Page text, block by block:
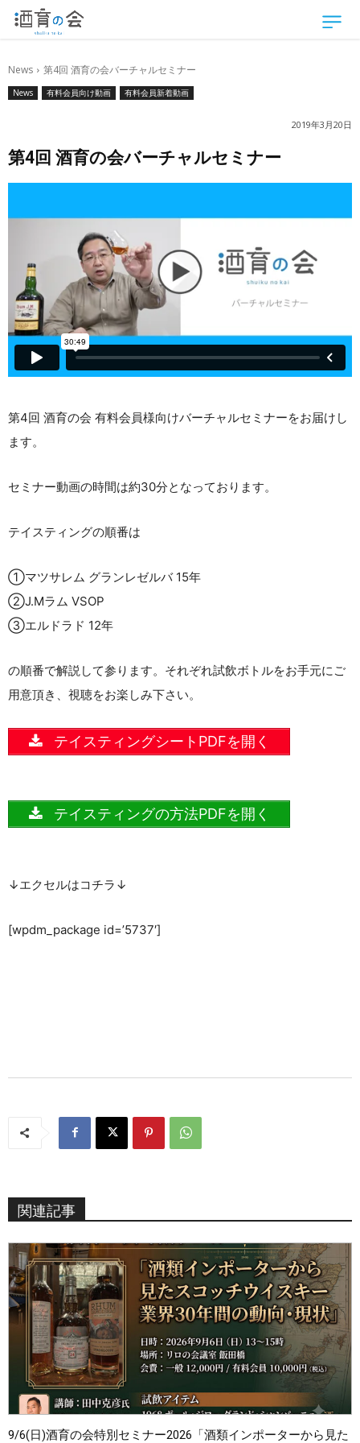
News 第4回 酒育の会バーチャルセミナー
News 有料会員向け動画 有料会員新着動画
2019年3月20日
第4回 酒育の会バーチャルセミナー
第4回 酒育の会 有料会員様向けバーチャルセミナーをお届けし
ます。
セミナー動画の時間は約30分となっております。
テイスティングの順番は
①マツサレム グランレゼルバ 15年
②J.Mラム VSOP
③エルドラド 12年
の順番で解説して参ります。それぞれ試飲ボトルをお手元にご
用意頂き、視聴をお楽しみ下さい。
テイスティングシートPDFを開く
テイスティングの方法PDFを開く
↓エクセルはコチラ↓
[wpdm_package id=’5737′]
関連記事
9/6(日)酒育の会特別セミナー2026「酒類インポーターから見た